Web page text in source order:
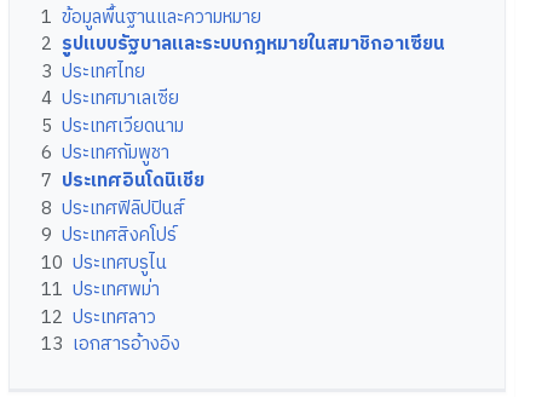
1 ข้อมูลพื้นฐานและความหมาย
2 รูปแบบรัฐบาลและระบบกฎหมายในสมาชิกอาเซียน
3 ประเทศไทย
4 ประเทศมาเลเซีย
5 ประเทศเวียดนาม
6 ประเทศกัมพูชา
7 ประเทศอินโดนิเชีย
8 ประเทศฟิลิปปินส์
9 ประเทศสิงคโปร์
10 ประเทศบรูไน
11 ประเทศพม่า
12 ประเทศลาว
13 เอกสารอ้างอิง